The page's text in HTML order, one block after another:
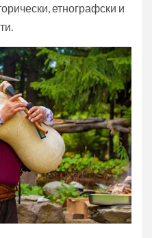
етнографски и